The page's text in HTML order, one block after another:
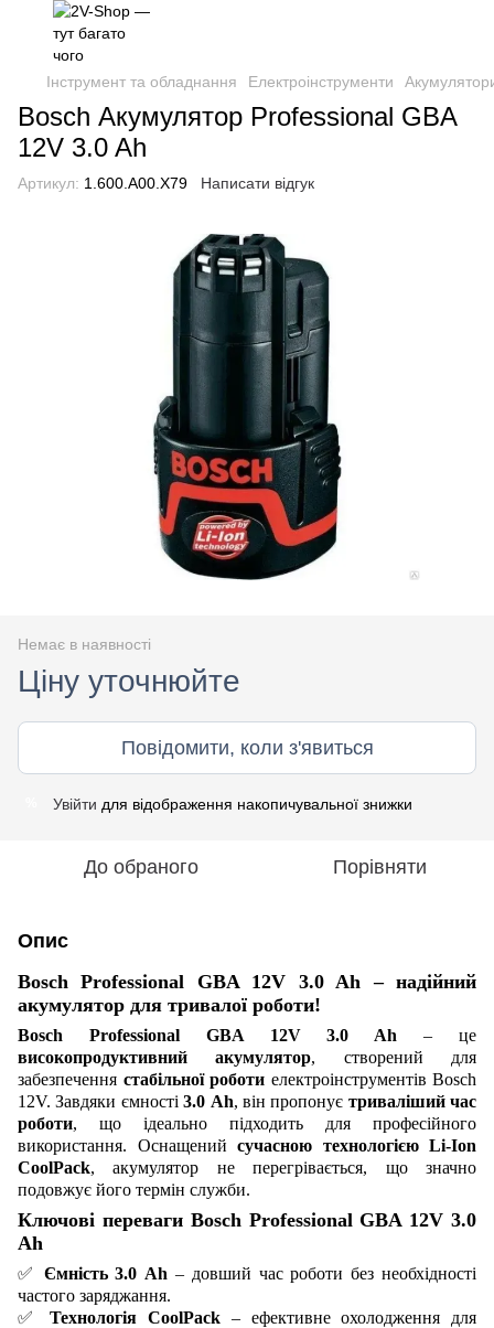
Інструмент та обладнання Електроінструменти
Bosch Акумулятор Professional GBA
12V 3.0 Ah
Артикул: 1.600.A00.X79 Написати відгук
Немає в наявності
Ціну уточнюйте
Повідомити, коли з'явиться
Увійти для відображення накопичувальної знижки
До обраного Порівняти
Опис
Bosch Professional GBA 12V 3.0 Ah – надійний
акумулятор для тривалої роботи!
Bosch Professional GBA 12V 3.0 Ah – це
високопродуктивний акумулятор, створений для
забезпечення стабільної роботи електроінструментів Bosch
12V. Завдяки ємності3.0 Ah, він пропонує триваліший час
роботи, що ідеально підходить для професійного
використання. Оснащений сучасною технологією Li-Ion
CoolPack, акумулятор не перегрівається, що значно
подовжує його термін служби.
Ключові переваги Bosch Professional GBA 12V 3.0
Ah
✅ Ємність 3.0 Ah – довший час роботи без необхідності
частого заряджання.
✅
Технологія CoolPack – ефективне охолодження для